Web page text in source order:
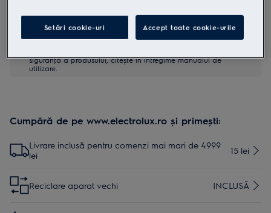
Instrucţiunile și avertismentele pentru utilizarea în siguranţă a
produsului conform regulamentului UE 2023/988 sunt
siguranţă a produsului, citește în întregime manualul de
utilizare.
Cumpără de pe www.electrolux.ro și primești:
Livrare inclusă pentru comenzi mai mari de 4999
lei
15 lei
Reciclare aparat vechi INCLUSĂ
Setări cookie-uri Accept toate cookie-urile